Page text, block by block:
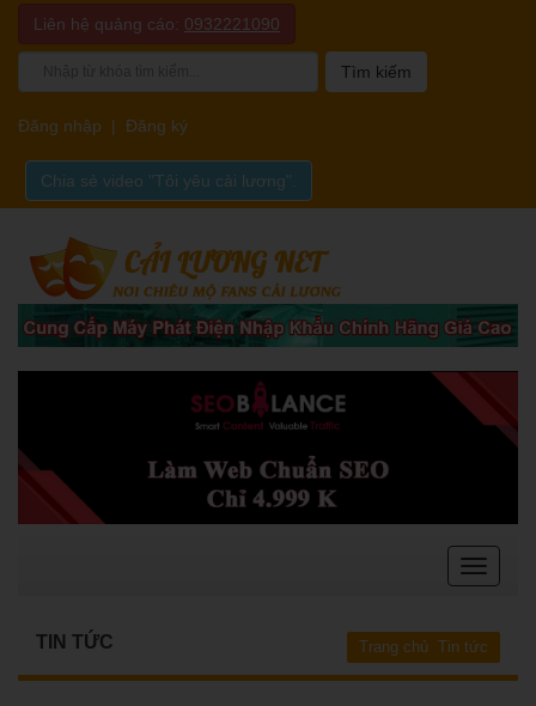
Liên hệ quảng cáo: 0932221090
Đăng nhập | Đăng ký
Chia sẻ video "Tôi yêu cải lương".
TIN TỨC Trang chủ Tin tức